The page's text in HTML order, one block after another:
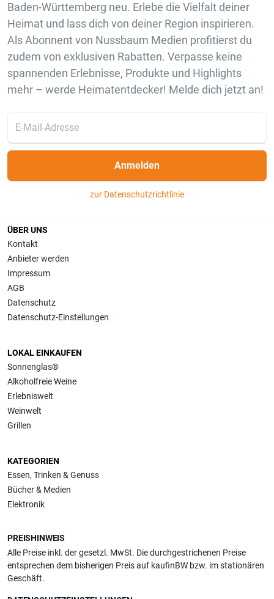
Baden-Württemberg neu. Erlebe die Vielfalt deiner
Heimat und lass dich von deiner Region inspirieren.
Als Abonnent von Nussbaum Medien profitierst du
zudem von exklusiven Rabatten. Verpasse keine
spannenden Erlebnisse, Produkte und Highlights
mehr – werde Heimatentdecker! Melde dich jetzt an!
Anmelden
zur Datenschutzrichtlinie
ÜBER UNS
Kontakt
Anbieter werden
Impressum
AGB
Datenschutz
Datenschutz-Einstellungen
LOKAL EINKAUFEN
Sonnenglas®
Alkoholfreie Weine
Erlebniswelt
Weinwelt
Grillen
KATEGORIEN
Essen, Trinken & Genuss
Bücher & Medien
Elektronik
PREISHINWEIS
Alle Preise inkl. der gesetzl. MwSt. Die durchgestrichenen Preise
entsprechen dem bisherigen Preis auf kaufinBW bzw. im stationären
Geschäft.